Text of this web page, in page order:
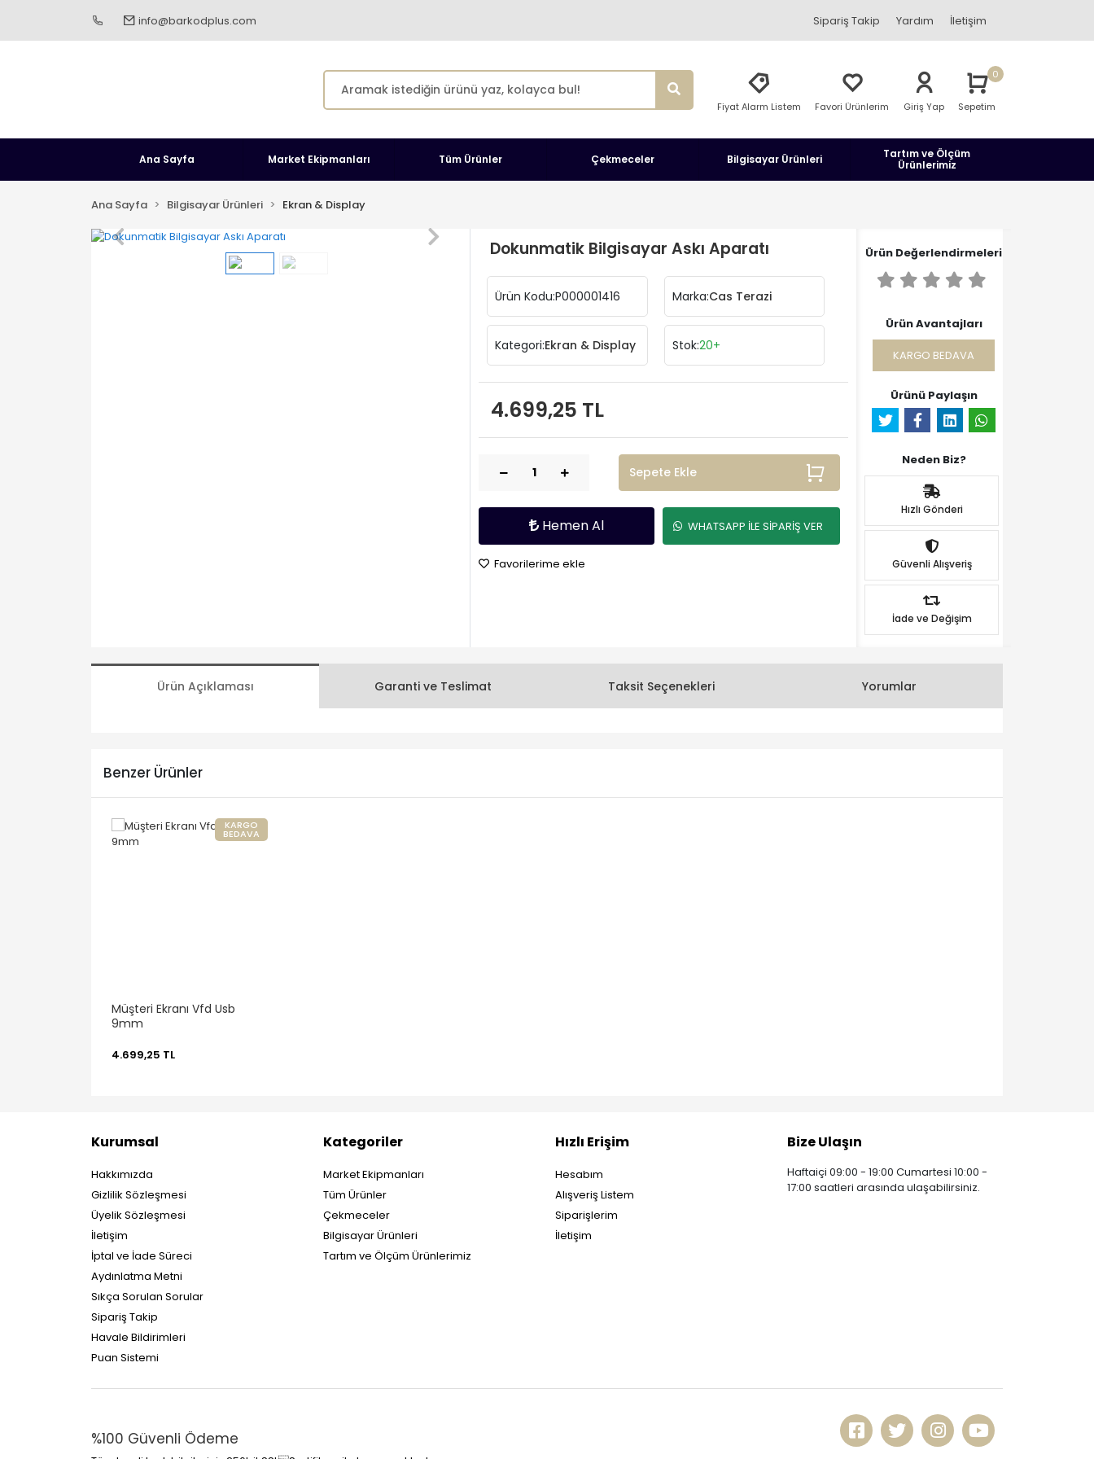
info@barkodplus.com Sipariş Takip Yardım İletişim
Fiyat Alarm Listem Favori Ürünlerim Giriş Yap Sepetim
0
Ana Sayfa Market Ekipmanları Tüm Ürünler Çekmeceler Bilgisayar Ürünleri
Tartım ve Ölçüm
Ürünlerimiz
Ana Sayfa Bilgisayar Ürünleri Ekran & Display
Dokunmatik Bilgisayar Askı Aparatı
Ürün Kodu:P000001416 Marka:Cas Terazi
Kategori:Ekran & Display Stok:20+
4.699,25 TL
Sepete Ekle
Hemen Al WHATSAPP İLE SİPARİŞ VER
Favorilerime ekle
Ürün Değerlendirmeleri
Ürün Avantajları
KARGO BEDAVA
Ürünü Paylaşın
Neden Biz?
Hızlı Gönderi
Güvenli Alışveriş
İade ve Değişim
Ürün Açıklaması Garanti ve Teslimat Taksit Seçenekleri Yorumlar
Benzer Ürünler
KARGO
BEDAVA
Müşteri Ekranı Vfd Usb
9mm
4.699,25 TL
Kurumsal
Hakkımızda
Gizlilik Sözleşmesi
Üyelik Sözleşmesi
İletişim
İptal ve İade Süreci
Aydınlatma Metni
Sıkça Sorulan Sorular
Sipariş Takip
Havale Bildirimleri
Puan Sistemi
Kategoriler
Market Ekipmanları
Tüm Ürünler
Çekmeceler
Bilgisayar Ürünleri
Tartım ve Ölçüm Ürünlerimiz
Hızlı Erişim
Hesabım
Alışveriş Listem
Siparişlerim
İletişim
Bize Ulaşın
Haftaiçi 09:00 - 19:00 Cumartesi 10:00 -
17:00 saatleri arasında ulaşabilirsiniz.
%100 Güvenli Ödeme